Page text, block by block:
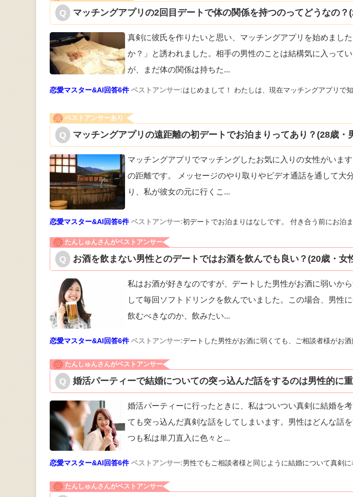
マッチングアプリの2回目デートで体の関係を持つのってどうなの？
真剣に彼氏を作りたいと思い、マッチングアプリを始めまし
か？」と誘われました。相手の男性のことは結構気に入って
が、まだ体の関係は持ちた...
恋愛マスター&AI回答6件 ベストアンサー:はじめまして！ わたしは、現在マッチングアプリで知
ベストアンサーあり
マッチングアプリの遠距離の初デートでお泊まりってあり？(28歳・
マッチングアプリでマッチングしたお気に入りの女性がいま
の距離です。
メッセージのやり取りやビデオ通話を通して大
り、私が彼女の元に行くこ ...
恋愛マスター&AI回答6件 ベストアンサー:初デートでお泊まりはなしです。 付き合う前にお泊ま
たんしゅんさんがベストアンサー
お酒を飲まない男性とのデートではお酒を飲んでも良い？(20歳・女
私はお酒が好きなのですが、デートした男性がお酒に弱いか
して毎回ソフ トドリンクを飲んでいました。この場合、男性
飲むべきなのか、飲みたい...
恋愛マスター&AI回答6件 ベストアンサー:デートした男性がお酒に弱くても、ご相談者様がお酒
たんしゅんさんがベストアンサー
婚活パーティーで結婚についての突っ込んだ話をするのは男性的に重
婚活パーティーに行ったときに、私はついつい真剣に結婚を
ても突っ込んだ真剣な話をしてしまいます。男性はどんな話
つも私は単刀直入に色々と ...
恋愛マスター&AI回答6件 ベストアンサー:男性でもご相談者様と同じように結婚について真剣に
たんしゅんさんがベストアンサー